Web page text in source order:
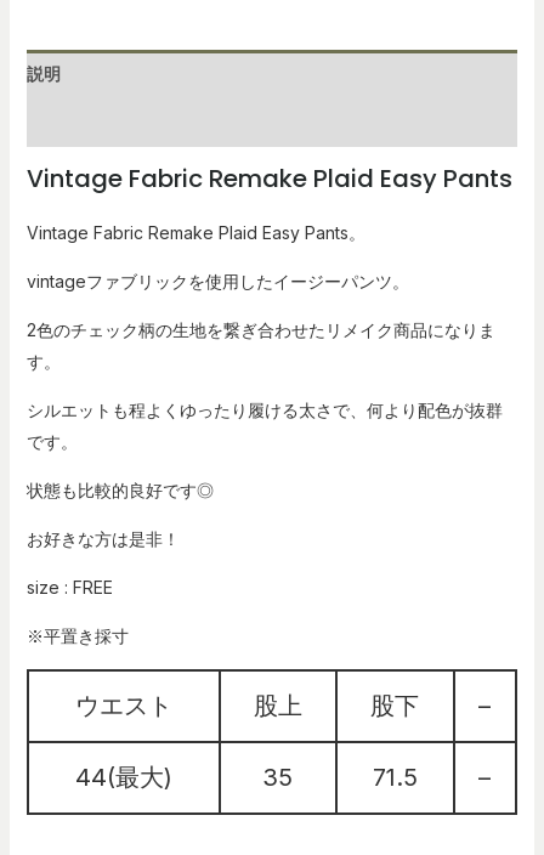
説明
Vintage Fabric Remake Plaid Easy Pants
Vintage Fabric Remake Plaid Easy Pants。
vintageファブリックを使用したイージーパンツ。
2色のチェック柄の生地を繋ぎ合わせたリメイク商品になりま
す。
シルエットも程よくゆったり履ける太さで、何より配色が抜群
です。
状態も比較的良好です◎
お好きな方は是非！
size : FREE
※平置き採寸
ウエスト 股上 股下 –
44(最大) 35 71.5 –